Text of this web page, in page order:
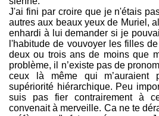
J'ai fini par croire que je n'étais
autres aux beaux yeux de Muriel,
enhardi à lui demander si je
l'habitude de vouvoyer les filles
deux ou trois ans de moins que
problème, il n’existe pas de
ceux là même qui m’auraient
supériorité hiérarchique. Peu
suis pas fier contrairement à
convenait à merveille. Ca ne te